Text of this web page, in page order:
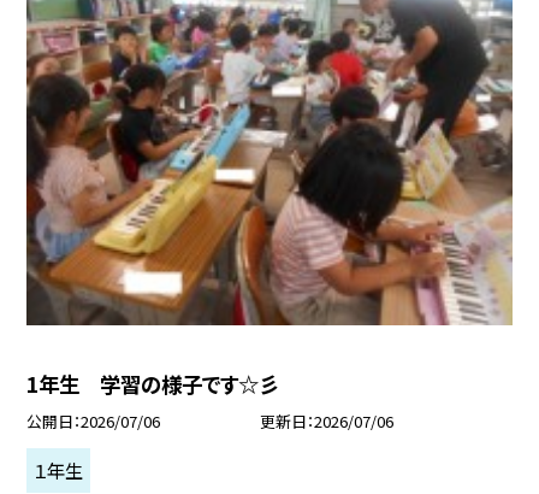
1年生 学習の様子です☆彡
公開日 2026/07/06 更新日 2026/07/06
１年生